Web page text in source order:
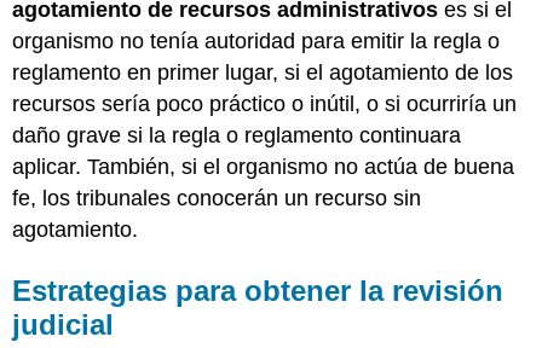
agotamiento de recursos administrativos es si el
organismo no tenía autoridad para emitir la regla o
reglamento en primer lugar, si el agotamiento de los
recursos sería poco práctico o inútil, o si ocurriría un
daño grave si la regla o reglamento continuara
aplicar. También, si el organismo no actúa de buena
fe, los tribunales conocerán un recurso sin
agotamiento.
Estrategias para obtener la revisión
judicial